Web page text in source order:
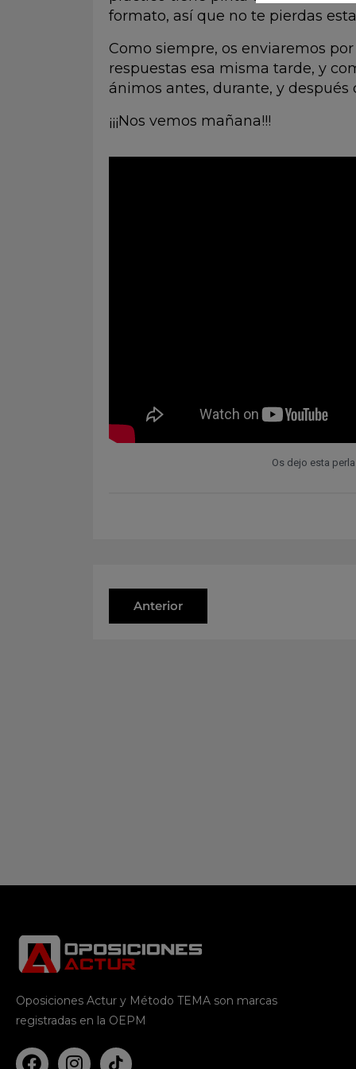
formato, así que no te pierdas
Como siempre, os enviaremos
respuestas esa misma tarde, y
ánimos antes, durante, y después
¡¡¡Nos vemos mañana!!!
Os dejo esta
Anterior
Oposiciones Actur y Método TEMA son marcas
registradas en la OEPM